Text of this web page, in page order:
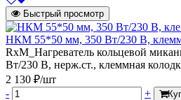
Быстрый просмотр
НКМ 55*50 мм, 350 Вт/230 В,
RxM_Нагреватель кольцевой
Вт/230 В, нерж.ст., клеммная
2 130 ₽/шт
-
+